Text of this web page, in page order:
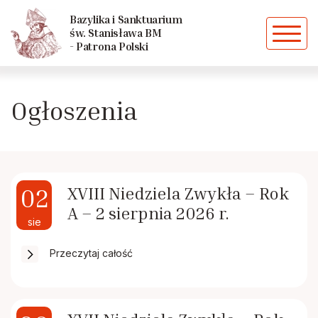
Bazylika i Sanktuarium
św. Stanisława BM
- Patrona Polski
Powrót
Kościoły i kaplice szczepanowskie
Duszpasterze
Powrót
Chóry
Grupa młodzieżowa "EFFATHA"
Ogłoszenia
02
sie
XVIII Niedziela Zwykła – Rok
A – 2 sierpnia 2026 r.
Przeczytaj całość